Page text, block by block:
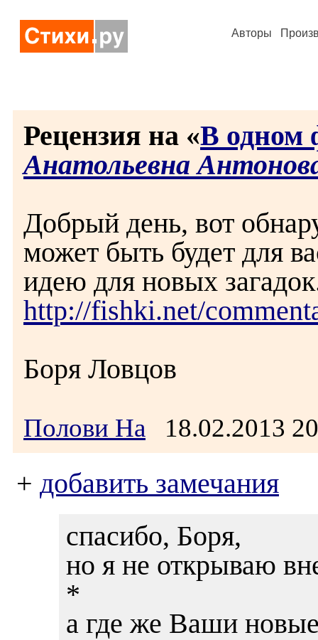
Авторы
Рецензия на «В одном
Анатольевна
Добрый день, вот
может быть будет для
идею для новых
http://fishki.net/
Боря Ловцов
Полови На 18.02.2013
+ добавить замечания
спасибо, Боря,
но я не открываю
*
а где же Ваши новые